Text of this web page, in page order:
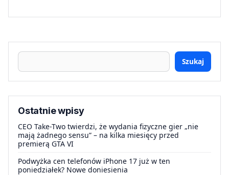
Szukaj
Ostatnie wpisy
CEO Take-Two twierdzi, że wydania fizyczne gier „nie
mają żadnego sensu” – na kilka miesięcy przed
premierą GTA VI
Podwyżka cen telefonów iPhone 17 już w ten
poniedziałek? Nowe doniesienia